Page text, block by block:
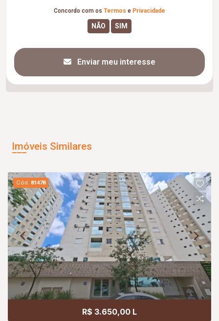
Concordo com os Termos e Privacidade
Enviar meu interesse
Imóveis Similares
Cód. 81478
R$ 3.650,00 L